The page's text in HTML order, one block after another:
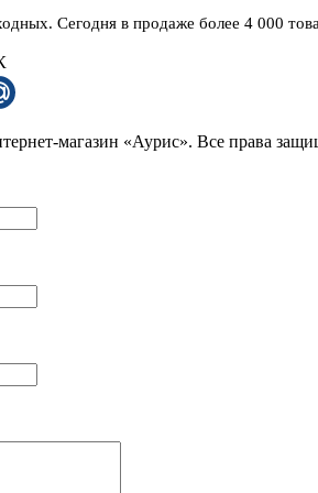
Сегодня в продаже более 4 000
магазин «Аурис». Все права